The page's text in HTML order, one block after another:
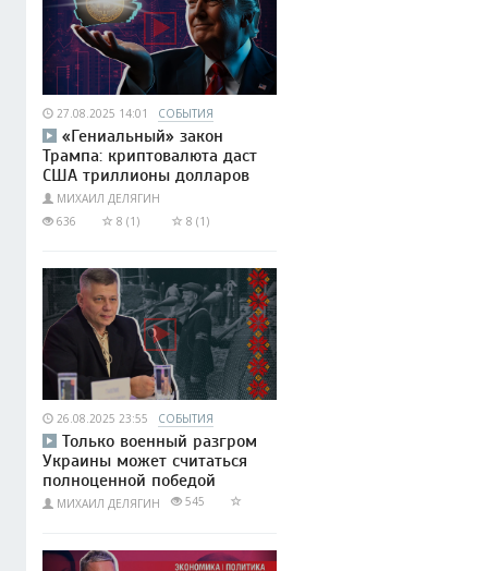
27.08.2025 14:01 СОБЫТИЯ
«Гениальный» закон
Трампа: криптовалюта даст
США триллионы долларов
МИХАИЛ ДЕЛЯГИН
636
8 (1) 8 (1)
26.08.2025 23:55 СОБЫТИЯ
Только военный разгром
Украины может считаться
полноценной победой
МИХАИЛ ДЕЛЯГИН 545